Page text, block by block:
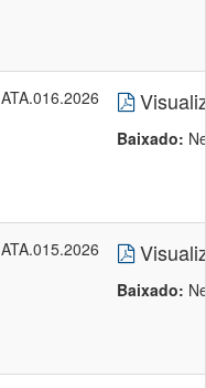
ATA.016.2026
Baixado:
ATA.015.2026
Baixado: